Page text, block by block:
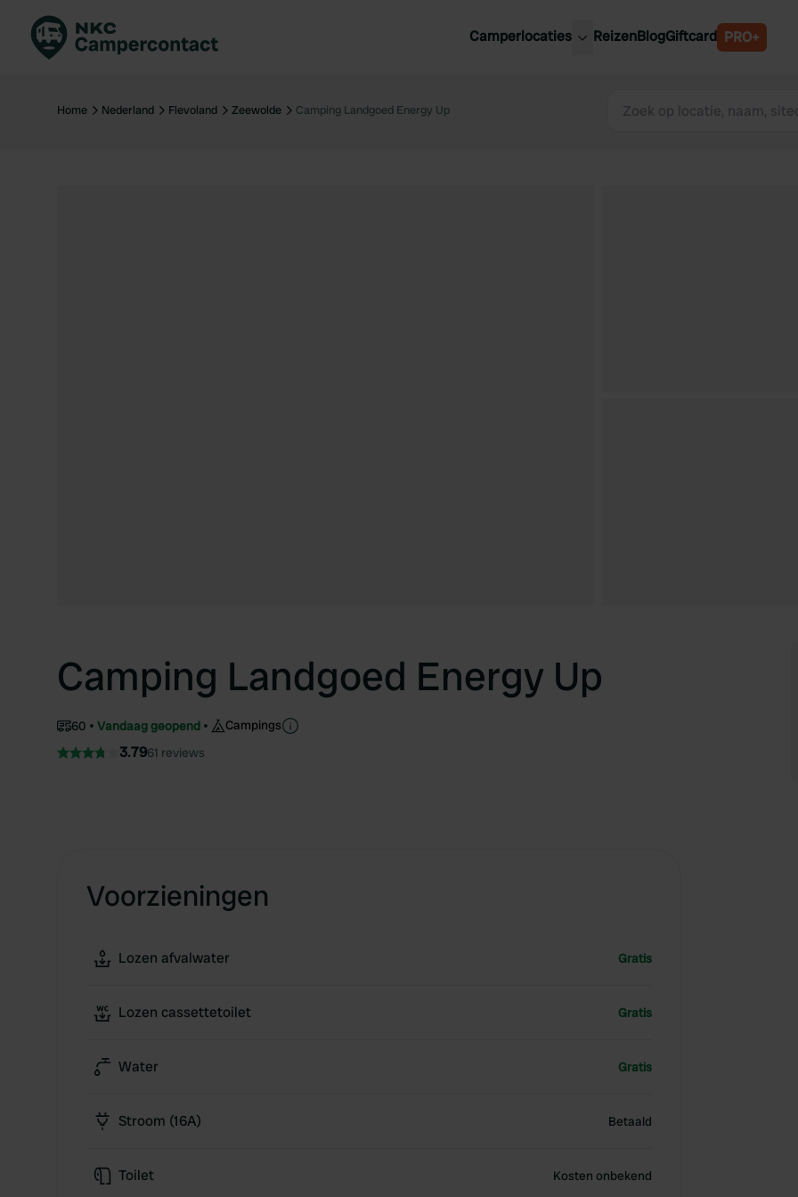
Camperlocaties
Nederland
Nederland
Luxemburg
ReizenBlogGiftcard PRO+
Home Nederland Flevoland Zeewolde Camping Landgoed Energy Up
Camping Landgoed Energy Up
60 Vandaag geopend Campings
3.7961 reviews
Voorzieningen
Lozen afvalwater Gratis
Lozen cassettetoilet Gratis
Water Gratis
Stroom (16A) Betaald
Toilet Kosten onbekend